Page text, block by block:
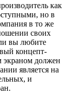
как
но в
в то же
своих
вы любите
концепт-
экраном должен
является на
и